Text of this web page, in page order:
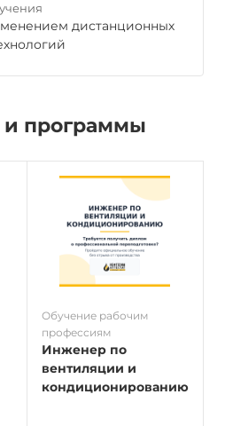
дистанционных
программы
Обучение рабочим
профессиям
Инженер по
вентиляции и
кондиционированию